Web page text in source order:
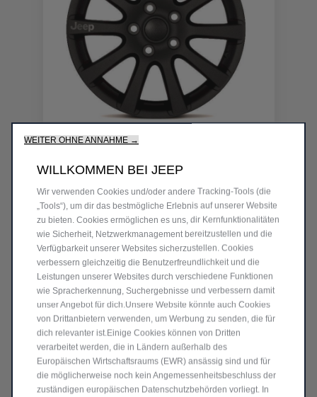
Code K82212377
10 SPEICHEN FÜR JEEP GRAND
CHEROKEE
Produkt nicht vorrätig
634,39€
Price
is
634,39
€
- +
Quantity
updated
to:
1
In den Warenkorb
WEITER OHNE ANNAHME →
WILLKOMMEN BEI JEEP
Wir verwenden Cookies und/oder andere Tracking‑Tools (die
„Tools“), um dir das bestmögliche Erlebnis auf unserer Website
zu bieten. Cookies ermöglichen es uns, dir Kernfunktionalitäten
wie Sicherheit, Netzwerkmanagement bereitzustellen und die
Verfügbarkeit unserer Websites sicherzustellen. Cookies
verbessern gleichzeitig die Benutzerfreundlichkeit und die
Leistungen unserer Websites durch verschiedene Funktionen
wie Spracherkennung, Suchergebnisse und verbessern damit
unser Angebot für dich.Unsere Website könnte auch Cookies
von Drittanbietern verwenden, um Werbung zu senden, die für
dich relevanter ist.Einige Cookies können von Dritten
verarbeitet werden, die in Ländern außerhalb des
Europäischen Wirtschaftsraums (EWR) ansässig sind und für
die möglicherweise noch kein Angemessenheitsbeschluss der
zuständigen europäischen Datenschutzbehörden vorliegt. In